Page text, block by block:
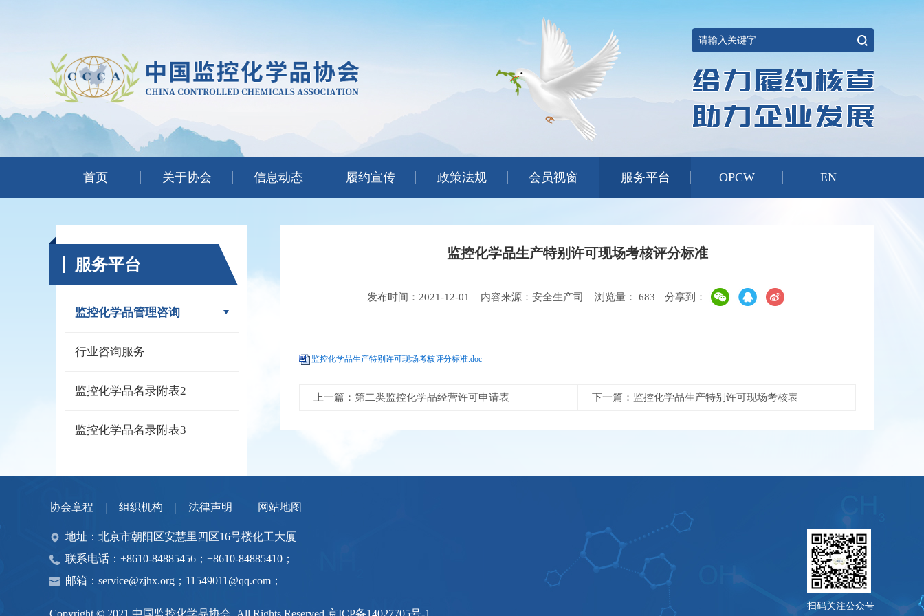
首页 关于协会 信息动态 履约宣传 政策法规 会员视窗 服务平台 OPCW EN
服务平台
监控化学品管理咨询
行业咨询服务
监控化学品名录附表2
监控化学品名录附表3
监控化学品生产特别许可现场考核评分标准
发布时间：2021-12-01 内容来源：安全生产司 浏览量： 683 分享到：
监控化学品生产特别许可现场考核评分标准.doc
上一篇：第二类监控化学品经营许可申请表 下一篇：监控化学品生产特别许可现场考核表
扫码关注公众号
协会章程 组织机构 法律声明 网站地图
地址：北京市朝阳区安慧里四区16号楼化工大厦
联系电话：+8610-84885456；+8610-84885410；
邮箱：service@zjhx.org；11549011@qq.com；
Copyright © 2021 中国监控化学品协会. All Rights Reserved. 京ICP备14027705号-1